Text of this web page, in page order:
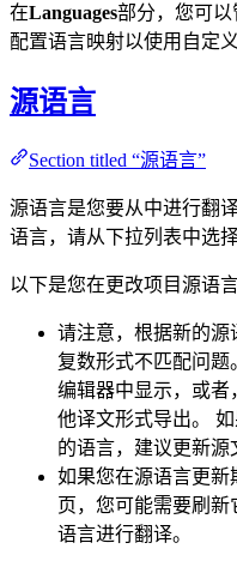
在Languages部分，您可
配置语言映射以使用自定
源语言
Section titled “源语言”
源语言是您要从中进行翻
语言，请从下拉列表中选
以下是您在更改项目源语
请注意，根据新的源
复数形式不匹配问
编辑器中显示，或者
他译文形式导出。
的语言，建议更新源
如果您在源语言更新
页，您可能需要刷
语言进行翻译。